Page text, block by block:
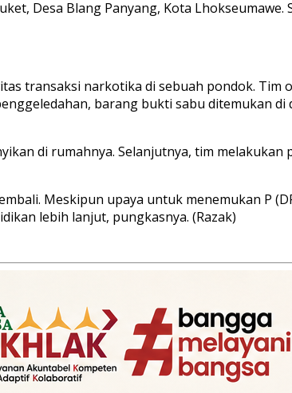
Desa Blang Panyang, Kota
transaksi narkotika di sebuah pondok. Tim
barang bukti sabu ditemukan di
di rumahnya. Selanjutnya, tim melakukan
Meskipun upaya untuk menemukan P
lebih lanjut, pungkasnya. (Razak)